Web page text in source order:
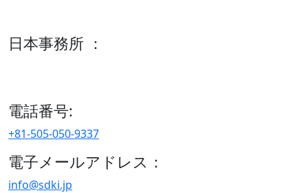
日本事務所 ：
電話番号:
+81-505-050-9337
電子メールアドレス：
info@sdki.jp